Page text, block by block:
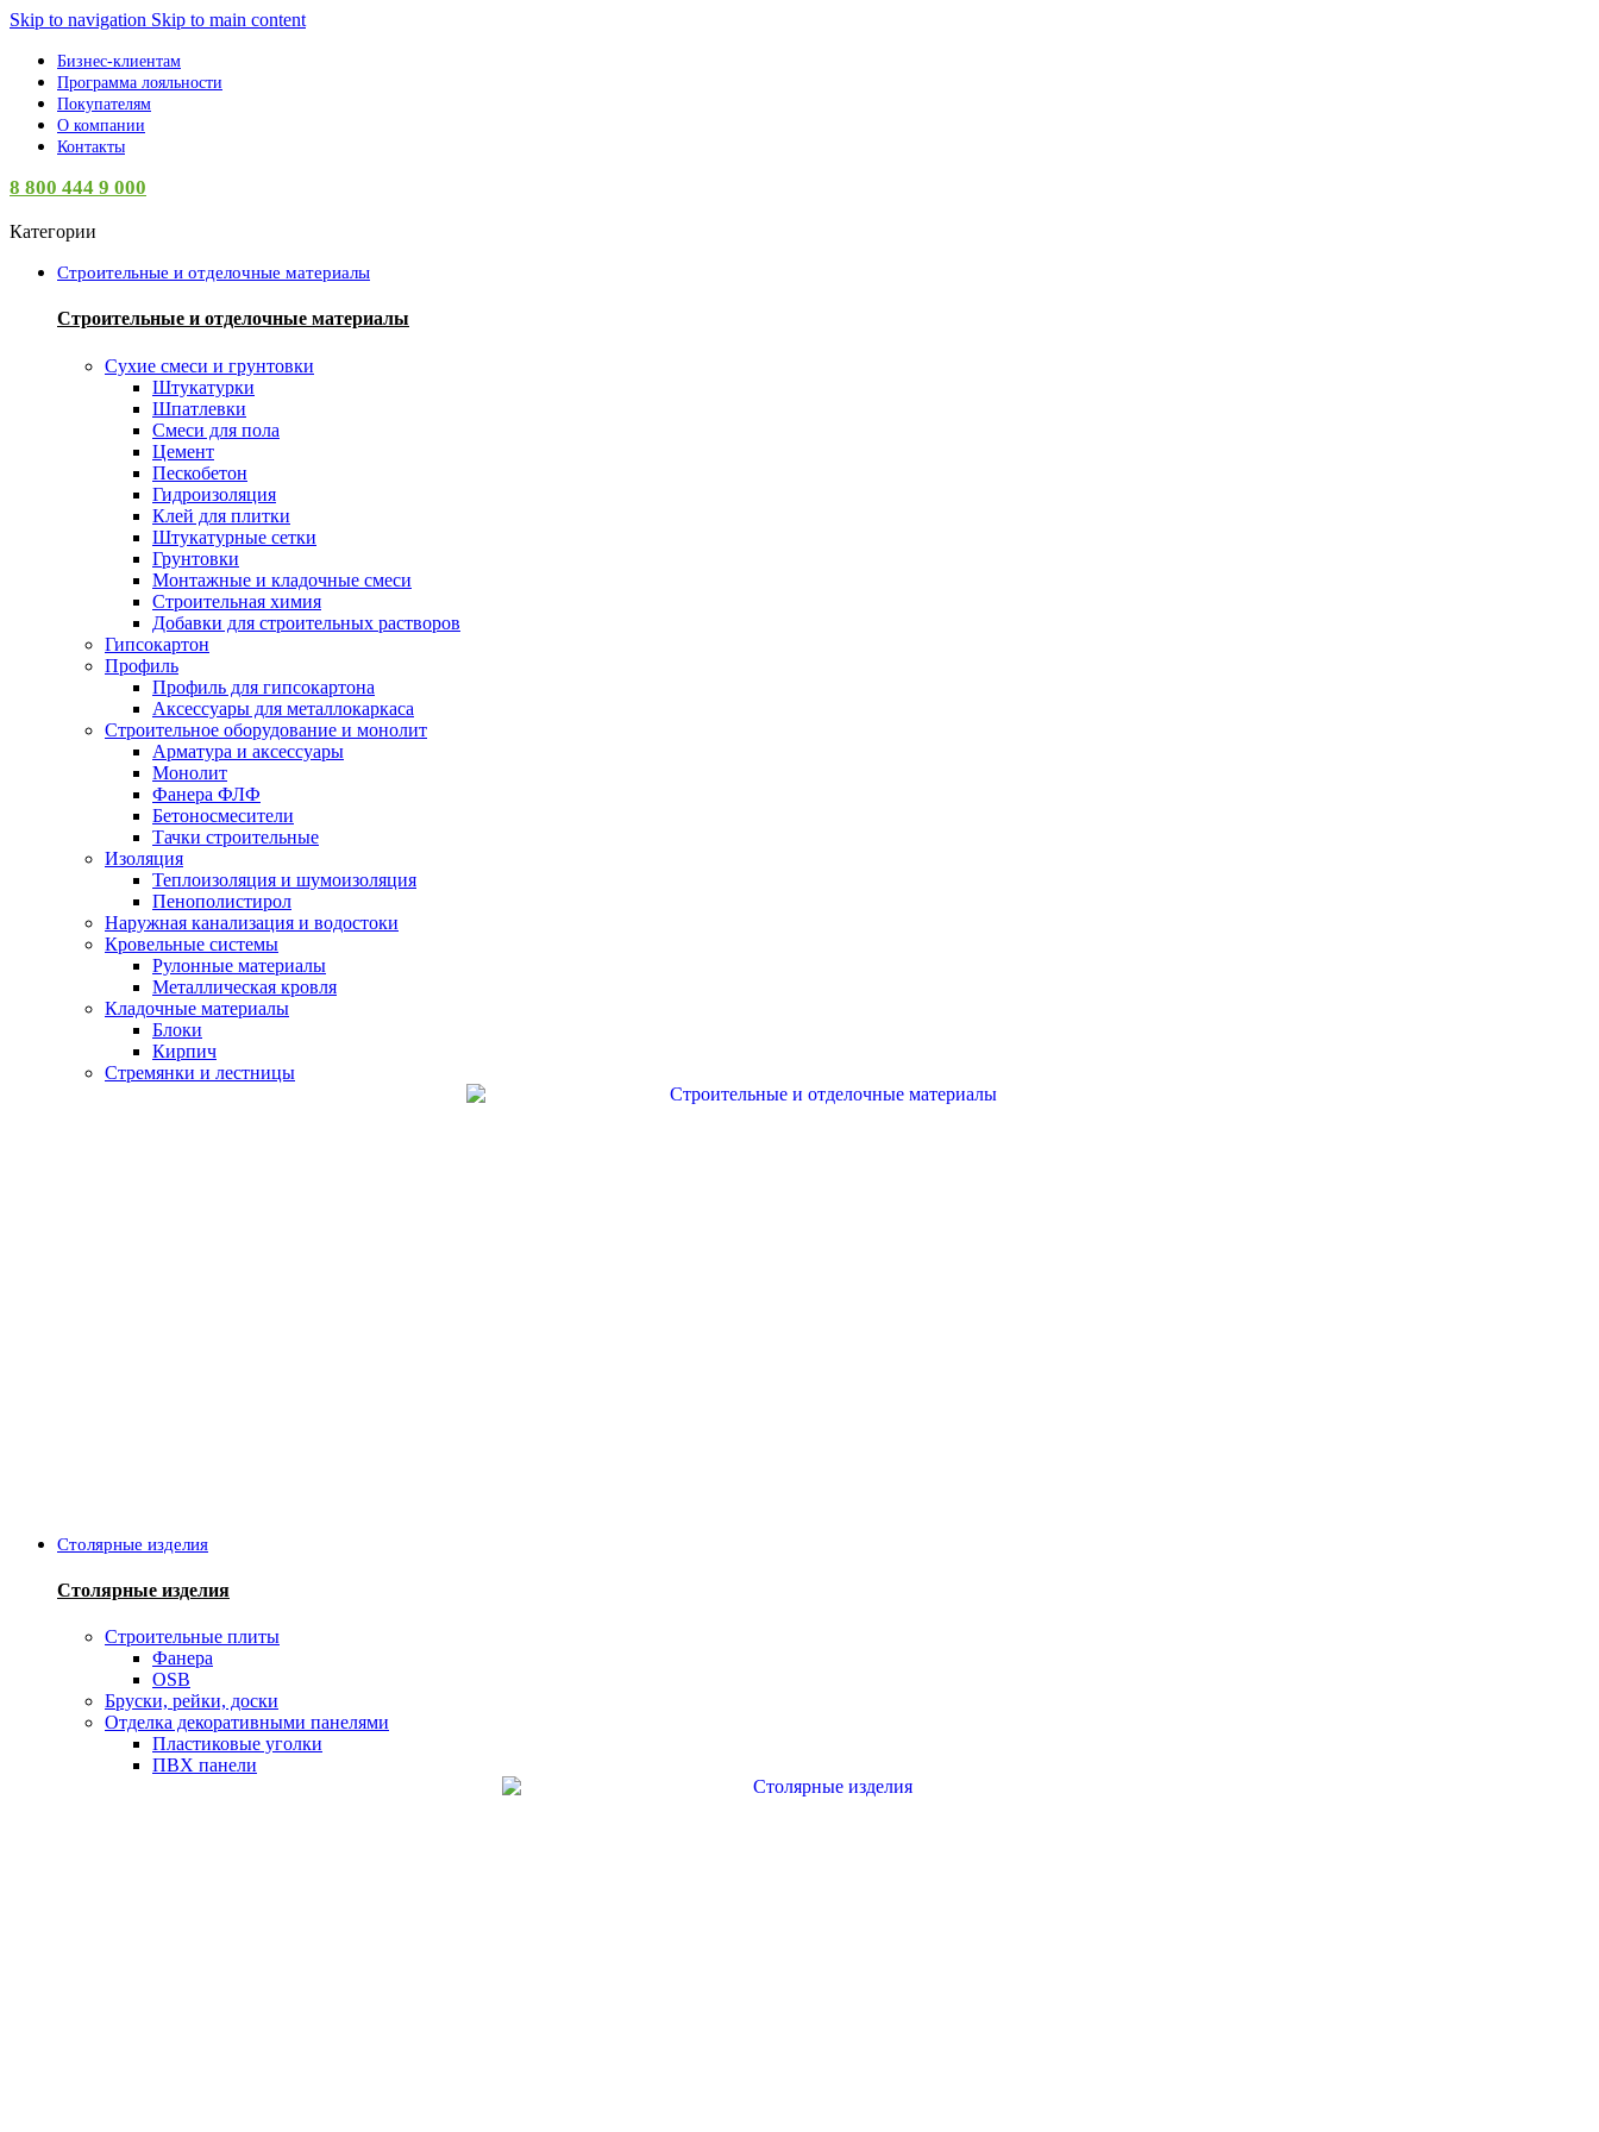
Skip to navigation Skip to main content
Бизнес-клиентам
Программа лояльности
Покупателям
О компании
Контакты
8 800 444 9 000
Категории
Строительные и отделочные материалы
Строительные и отделочные материалы
Сухие смеси и грунтовки
Штукатурки
Шпатлевки
Смеси для пола
Цемент
Пескобетон
Гидроизоляция
Клей для плитки
Штукатурные сетки
Грунтовки
Монтажные и кладочные смеси
Строительная химия
Добавки для строительных растворов
Гипсокартон
Профиль
Профиль для гипсокартона
Аксессуары для металлокаркаса
Строительное оборудование и монолит
Арматура и аксессуары
Монолит
Фанера ФЛФ
Бетоносмесители
Тачки строительные
Изоляция
Теплоизоляция и шумоизоляция
Пенополистирол
Наружная канализация и водостоки
Кровельные системы
Рулонные материалы
Металлическая кровля
Кладочные материалы
Блоки
Кирпич
Стремянки и лестницы
Столярные изделия
Столярные изделия
Строительные плиты
Фанера
OSB
Бруски, рейки, доски
Отделка декоративными панелями
Пластиковые уголки
ПВХ панели